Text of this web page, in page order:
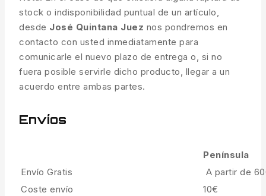
stock o indisponibilidad puntual de un artículo,
desde José Quintana Juez nos pondremos en
contacto con usted inmediatamente para
comunicarle el nuevo plazo de entrega o, si no
fuera posible servirle dicho producto, llegar a un
acuerdo entre ambas partes.
Envíos
Península
Envío Gratis
A partir de
Coste envío
10€